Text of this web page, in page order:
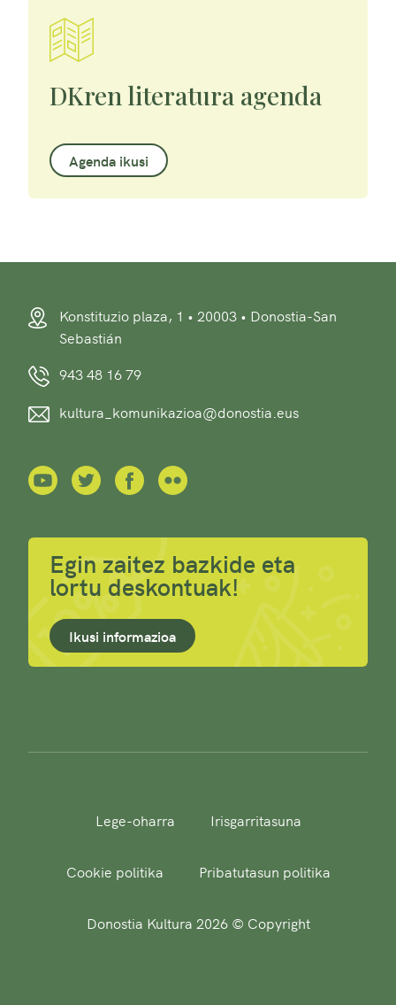
DKren literatura agenda
Agenda ikusi
Konstituzio plaza, 1 • 20003 • Donostia-San
Sebastián
943 48 16 79
kultura_komunikazioa@donostia.eus
Egin zaitez bazkide eta
lortu deskontuak!
Ikusi informazioa
Lege-oharra Irisgarritasuna
Cookie politika Pribatutasun politika
Donostia Kultura 2026 © Copyright